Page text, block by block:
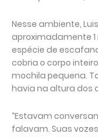
Nesse ambiente,
aproximadamente
espécie de
cobria o corpo
mochila pequena.
havia na altura dos
“Estavam
falavam. Suas